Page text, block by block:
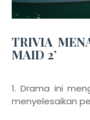
TRIVIA
MAID 2’
1. Drama ini
menyelesaikan